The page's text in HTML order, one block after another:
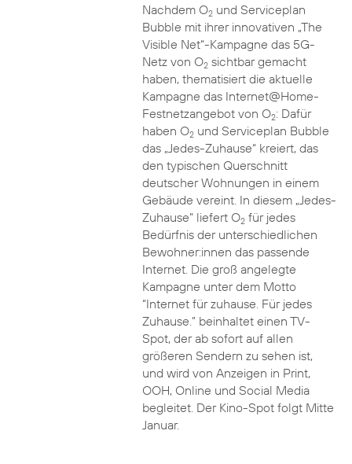
Nachdem O2und Serviceplan
Bubble mit ihrer innovativen „The
Visible Net“-Kampagne das 5G-
Netz von O2sichtbar gemacht
haben, thematisiert die aktuelle
Kampagne das Internet@Home-
Festnetzangebot von O2: Dafür
haben O2und Serviceplan Bubble
das „Jedes-Zuhause“ kreiert, das
den typischen Querschnitt
deutscher Wohnungen in einem
Gebäude vereint. In diesem „Jedes-
Zuhause” liefert O2für jedes
Bedürfnis der unterschiedlichen
Bewohner:innen das passende
Internet. Die groß angelegte
Kampagne unter dem Motto
“Internet für zuhause. Für jedes
Zuhause.” beinhaltet einen TV-
Spot, der ab sofort auf allen
größeren Sendern zu sehen ist,
und wird von Anzeigen in Print,
OOH, Online und Social Media
begleitet. Der Kino-Spot folgt Mitte
Januar.